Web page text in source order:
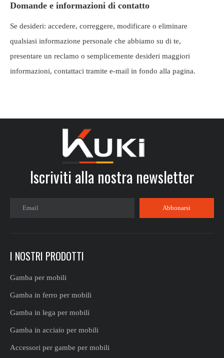
Domande e informazioni di contatto
Se desideri: accedere, correggere, modificare o eliminare
qualsiasi informazione personale che abbiamo su di te,
presentare un reclamo o semplicemente desideri maggiori
informazioni, contattaci tramite e-mail in fondo alla pagina.
Iscriviti alla nostra newsletter​​​​​​​
Email Abbonarsi
I NOSTRI PRODOTTI
Gamba per mobili
Gamba in ferro per mobili
Gamba in lega per mobili
Gamba in acciaio per mobili
Accessori per gambe per mobili